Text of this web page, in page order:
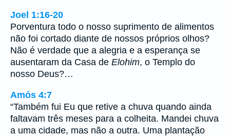
Joel 1:16-20
Porventura todo o nosso suprimento de alimentos
não foi cortado diante de nossos próprios olhos?
Não é verdade que a alegria e a esperança se
ausentaram da Casa de Elohim, o Templo do
nosso Deus?…
Amós 4:7
“Também fui Eu que retive a chuva quando ainda
faltavam três meses para a colheita. Mandei chuva
a uma cidade, mas não a outra. Uma plantação